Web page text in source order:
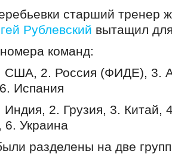
старший тренер
Рублевский вытащил
команд:
США, 2. Россия (ФИДЕ), 3.
Испания
Индия, 2. Грузия, 3. Китай,
6. Украина
разделены на две